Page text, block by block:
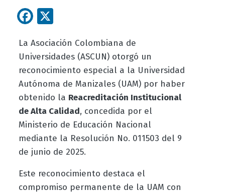
Facebook
La Asociación Colombiana de
Universidades (ASCUN) otorgó un
reconocimiento especial a la Universidad
Autónoma de Manizales (UAM) por haber
obtenido la Reacreditación Institucional
de Alta Calidad, concedida por el
Ministerio de Educación Nacional
mediante la Resolución No. 011503 del 9
de junio de 2025.
Este reconocimiento destaca el
compromiso permanente de la UAM con